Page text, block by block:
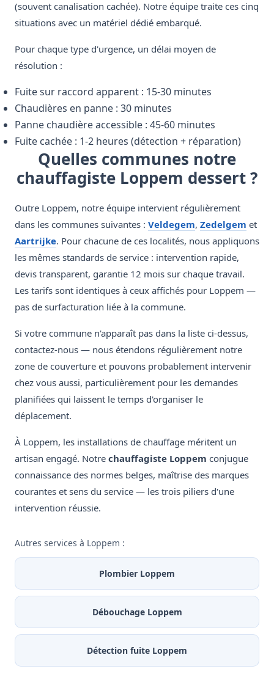
(souvent canalisation cachée). Notre équipe traite ces cinq
situations avec un matériel dédié embarqué.
Pour chaque type d'urgence, un délai moyen de
résolution :
Fuite sur raccord apparent : 15-30 minutes
Chaudières en panne : 30 minutes
Panne chaudière accessible : 45-60 minutes
Fuite cachée : 1-2 heures (détection + réparation)
Quelles communes notre
chauffagiste Loppem dessert ?
Outre Loppem, notre équipe intervient régulièrement
dans les communes suivantes : Veldegem, Zedelgem et
Aartrijke. Pour chacune de ces localités, nous appliquons
les mêmes standards de service : intervention rapide,
devis transparent, garantie 12 mois sur chaque travail.
Les tarifs sont identiques à ceux affichés pour Loppem —
pas de surfacturation liée à la commune.
Si votre commune n'apparaît pas dans la liste ci-dessus,
contactez-nous — nous étendons régulièrement notre
zone de couverture et pouvons probablement intervenir
chez vous aussi, particulièrement pour les demandes
planifiées qui laissent le temps d'organiser le
déplacement.
À Loppem, les installations de chauffage méritent un
artisan engagé. Notre chauffagiste Loppem conjugue
connaissance des normes belges, maîtrise des marques
courantes et sens du service — les trois piliers d'une
intervention réussie.
Autres services à Loppem :
Plombier Loppem
Débouchage Loppem
Détection fuite Loppem